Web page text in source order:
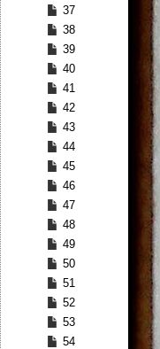
37
38
39
40
41
42
43
44
45
46
47
48
49
50
51
52
53
54